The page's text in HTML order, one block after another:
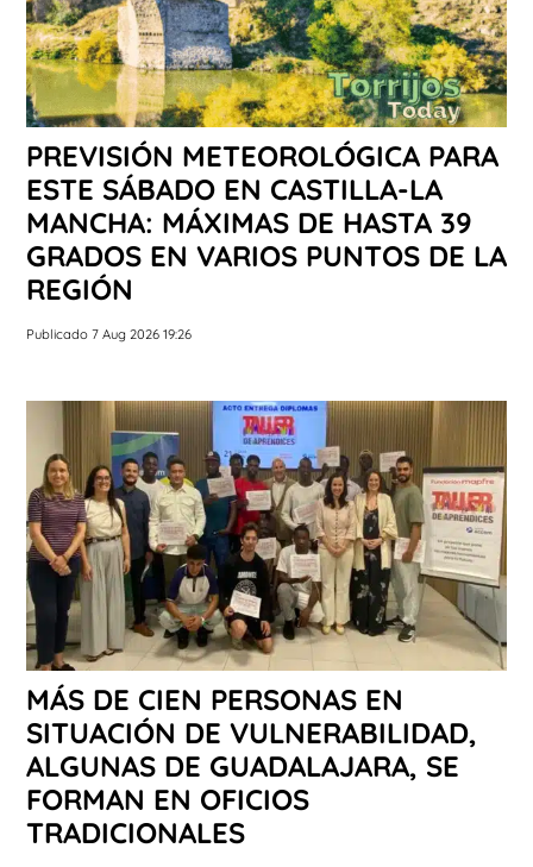
PREVISIÓN METEOROLÓGICA PARA
ESTE SÁBADO EN CASTILLA-LA
MANCHA: MÁXIMAS DE HASTA 39
GRADOS EN VARIOS PUNTOS DE LA
REGIÓN
Publicado 7 Aug 2026 19:26
MÁS DE CIEN PERSONAS EN
SITUACIÓN DE VULNERABILIDAD,
ALGUNAS DE GUADALAJARA, SE
FORMAN EN OFICIOS
TRADICIONALES